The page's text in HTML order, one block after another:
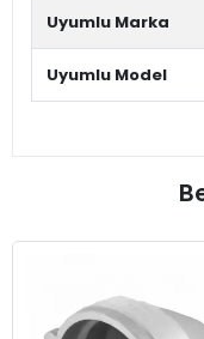
Uyumlu Marka
Uyumlu Model